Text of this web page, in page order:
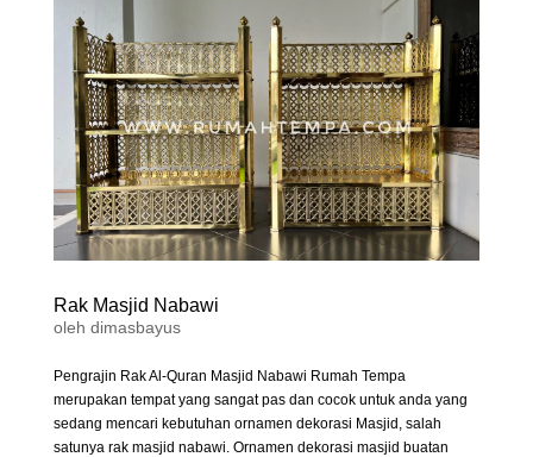
Rak Masjid Nabawi
oleh dimasbayus
Pengrajin Rak Al-Quran Masjid Nabawi Rumah Tempa
merupakan tempat yang sangat pas dan cocok untuk anda yang
sedang mencari kebutuhan ornamen dekorasi Masjid, salah
satunya rak masjid nabawi. Ornamen dekorasi masjid buatan